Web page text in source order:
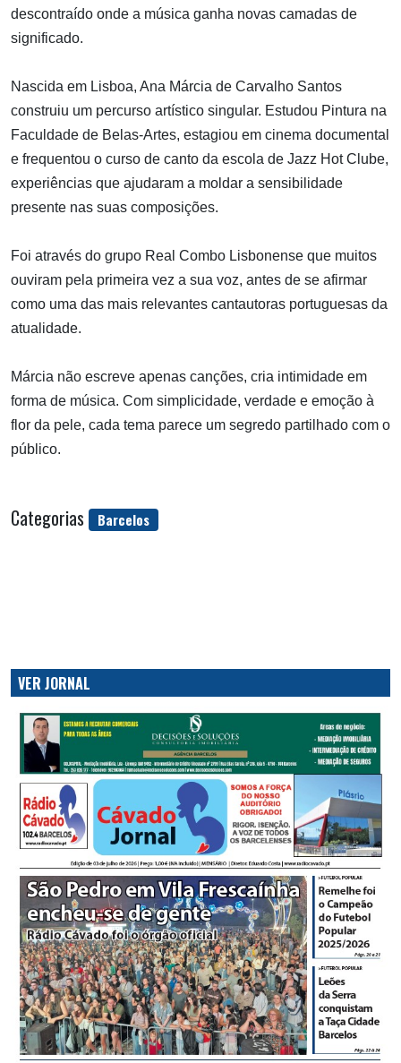
descontraído onde a música ganha novas camadas de
significado.
Nascida em Lisboa, Ana Márcia de Carvalho Santos
construiu um percurso artístico singular. Estudou Pintura na
Faculdade de Belas-Artes, estagiou em cinema documental
e frequentou o curso de canto da escola de Jazz Hot Clube,
experiências que ajudaram a moldar a sensibilidade
presente nas suas composições.
Foi através do grupo Real Combo Lisbonense que muitos
ouviram pela primeira vez a sua voz, antes de se afirmar
como uma das mais relevantes cantautoras portuguesas da
atualidade.
Márcia não escreve apenas canções, cria intimidade em
forma de música. Com simplicidade, verdade e emoção à
flor da pele, cada tema parece um segredo partilhado com o
público.
Categorias Barcelos
VER JORNAL